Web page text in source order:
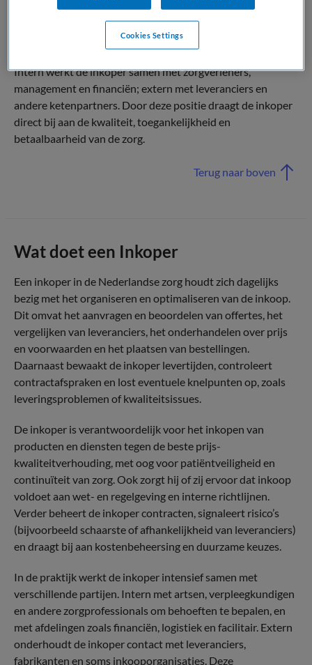
risicomanagement.
Binnen het Nederlandse zorgstelsel opereert de inkoper op
Intern werkt de inkoper samen met zorgverleners,
management en financiën; extern met leveranciers en
andere ketenpartners. Door deze positie draagt de inkoper
direct bij aan de kwaliteit, toegankelijkheid en
betaalbaarheid van de zorg.
Terug naar boven
Wat doet een Inkoper
Een inkoper in de Nederlandse zorg houdt zich dagelijks
bezig met het organiseren en optimaliseren van de inkoop.
Dit omvat het aanvragen en beoordelen van offertes, het
vergelijken van leveranciers, het onderhandelen over prijs
en voorwaarden en het plaatsen van bestellingen.
Daarnaast bewaakt de inkoper levertijden, controleert
contractafspraken en lost eventuele knelpunten op, zoals
leveringsproblemen of kwaliteitsissues.
De inkoper is verantwoordelijk voor het inkopen van
producten en diensten tegen de beste prijs-
kwaliteitverhouding, met oog voor patiëntveiligheid en
continuïteit van zorg. Ook zorgt hij of zij ervoor dat inkoop
voldoet aan wet- en regelgeving en interne richtlijnen.
Verder beheert de inkoper contracten, signaleert risico’s
(bijvoorbeeld schaarste of afhankelijkheid van leveranciers)
en draagt bij aan kostenbeheersing en duurzame keuzes.
In de praktijk werkt de inkoper intensief samen met
verschillende partijen. Intern met artsen, verpleegkundigen
en andere zorgprofessionals om behoeften te bepalen, en
met afdelingen zoals financiën, logistiek en facilitair. Extern
onderhoudt de inkoper contact met leveranciers,
fabrikanten en soms inkooporganisaties. Deze
Cookies Settings